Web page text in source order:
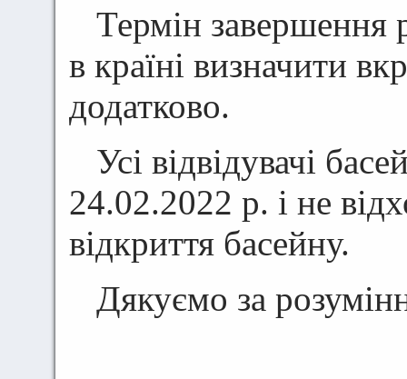
Термін завершення
в країні визначити
додатково.
Усі відвідувачі
24.02.2022 р. і не
відкриття басейну.
Дякуємо за